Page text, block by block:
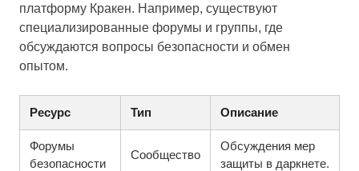
платформу Кракен. Например, существуют
специализированные форумы и группы, где
обсуждаются вопросы безопасности и обмен
опытом.
Ресурс Тип Описание
Форумы
безопасности
Сообщество
Обсуждения мер
защиты в даркнете.